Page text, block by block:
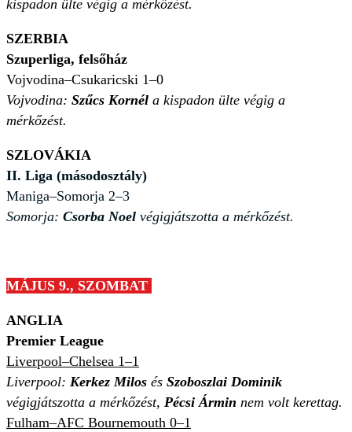
kispadon ülte végig a mérkőzést.
SZERBIA
Szuperliga, felsőház
Vojvodina–Csukaricski 1–0
Vojvodina: Szűcs Kornél a kispadon ülte végig a
mérkőzést.
SZLOVÁKIA
II. Liga (másodosztály)
Maniga–Somorja 2–3
Somorja: Csorba Noel végigjátszotta a mérkőzést.
MÁJUS 9., SZOMBAT
ANGLIA
Premier League
Liverpool–Chelsea 1–1
Liverpool: Kerkez Milos és Szoboszlai Dominik
végigjátszotta a mérkőzést, Pécsi Ármin nem volt kerettag.
Fulham–AFC Bournemouth 0–1